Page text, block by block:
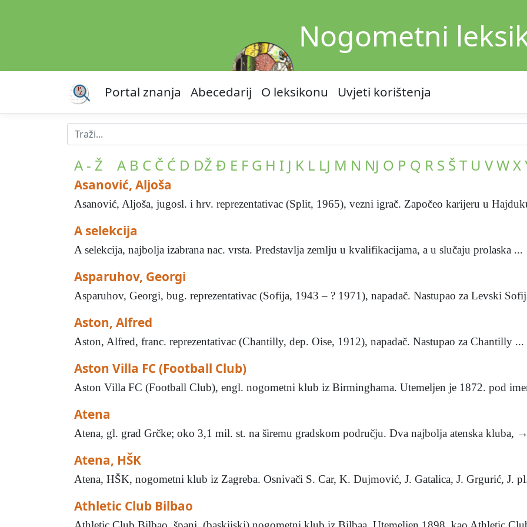
Nogometni
Portal znanja Abecedarij O leksikonu Uvjeti korištenja
A - Ž A B C Č Ć D DŽ Đ E F G H I J K L LJ M N NJ O P Q R S Š T U VWX
Asanović, Aljoša
Asanović, Aljoša, jugosl. i hrv. reprezentativac (Split, 1965), vezni igrač. Započeo karijeru u
A selekcija
A selekcija, najbolja izabrana nac. vrsta. Predstavlja zemlju u kvalifikacijama, a u slučaju prolaska ...
Asparuhov, Georgi
Asparuhov, Georgi, bug. reprezentativac (Sofija, 1943 – ? 1971), napadač. Nastupao za Levski
Aston, Alfred
Aston, Alfred, franc. reprezentativac (Chantilly, dep. Oise, 1912), napadač. Nastupao za Chantilly ...
Aston Villa FC (Football Club)
Aston Villa FC (Football Club), engl. nogometni klub iz Birminghama. Utemeljen je 1872. pod
Atena
Atena, gl. grad Grčke; oko 3,1 mil. st. na širemu gradskom području. Dva najbolja atenska kluba,
Atena, HŠK
Atena, HŠK, nogometni klub iz Zagreba. Osnivači S. Car, K. Dujmović, J. Gatalica, J. Grgurić, J.
Athletic Club Bilbao